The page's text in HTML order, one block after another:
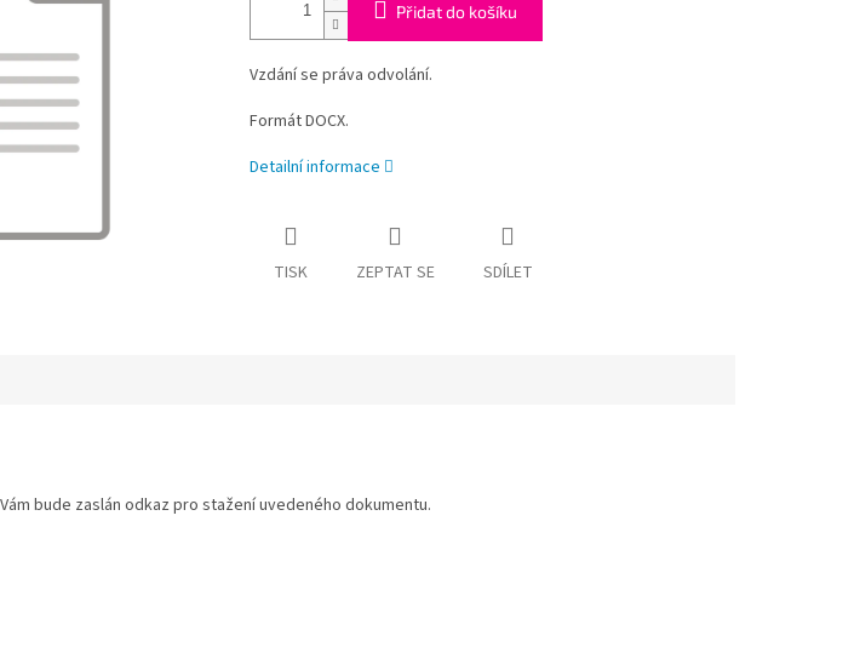
Přidat do košíku
Vzdání se práva odvolání.
Formát DOCX.
Detailní informace
TISK ZEPTAT SE SDÍLET
bude zaslán odkaz pro stažení uvedeného dokumentu.